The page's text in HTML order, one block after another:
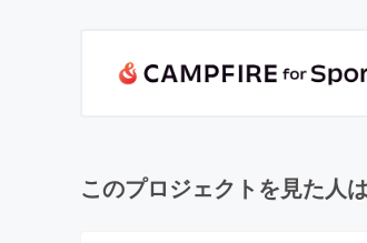
このプロジェクトを見た人